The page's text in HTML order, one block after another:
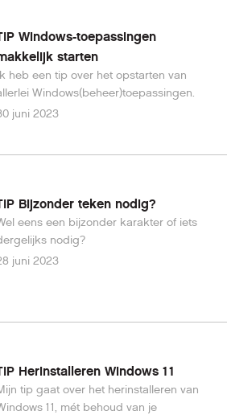
Windows-toepassingen
starten
heb een tip over het opstarten van
Windows(beheer)toepassingen.
juni 2023
Bijzonder teken nodig?
eens een bijzonder karakter of iets
nodig?
juni 2023
Herinstalleren Windows 11
tip gaat over het herinstalleren van
11, mét behoud van je